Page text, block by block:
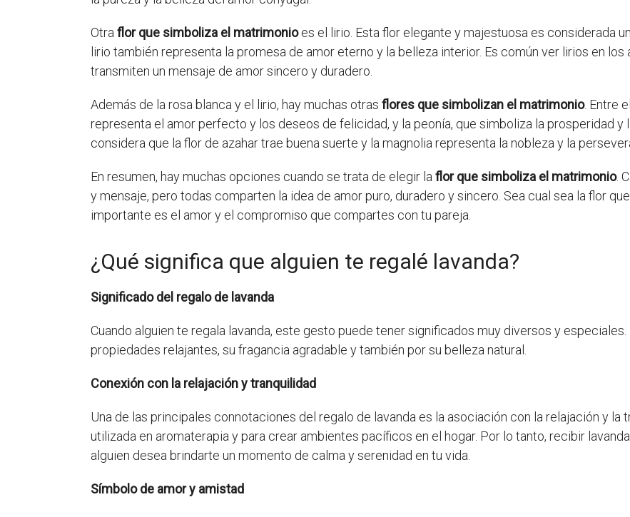
Otraflor que simboliza el matrimonioes el lirio. Esta flor elegante y majestuosa es considerada
lirio también representa la promesa de amor eterno y la belleza interior. Es común ver lirios en
transmiten un mensaje de amor sincero y duradero.
Además de la rosa blanca y el lirio, hay muchas otras flores que simbolizan el matrimonio. Entre
representa el amor perfecto y los deseos de felicidad, y la peonía, que simboliza la prosperidad y
considera que la flor de azahar trae buena suerte y la magnolia representa la nobleza y la
En resumen, hay muchas opciones cuando se trata de elegir laflor que simboliza el matrimonio.
y mensaje, pero todas comparten la idea de amor puro, duradero y sincero. Sea cual sea la flor
importante es el amor y el compromiso que compartes con tu pareja.
¿Qué significa que alguien te regalé lavanda?
Significado del regalo de lavanda
Cuando alguien te regala lavanda, este gesto puede tener significados muy diversos y
propiedades relajantes, su fragancia agradable y también por su belleza natural.
Conexión con la relajación y tranquilidad
Una de las principales connotaciones del regalo de lavanda es la asociación con la relajación y la
utilizada en aromaterapia y para crear ambientes pacíficos en el hogar. Por lo tanto, recibir
alguien desea brindarte un momento de calma y serenidad en tu vida.
Símbolo de amor y amistad